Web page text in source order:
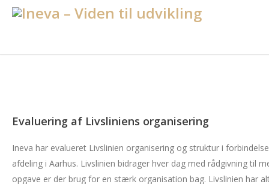
Evaluering af Livsliniens organisering
Ineva har evalueret Livslinien organisering og struktur i
afdeling i Aarhus. Livslinien bidrager hver dag med rådgivning til
opgave er der brug for en stærk organisation bag. Livslinien har